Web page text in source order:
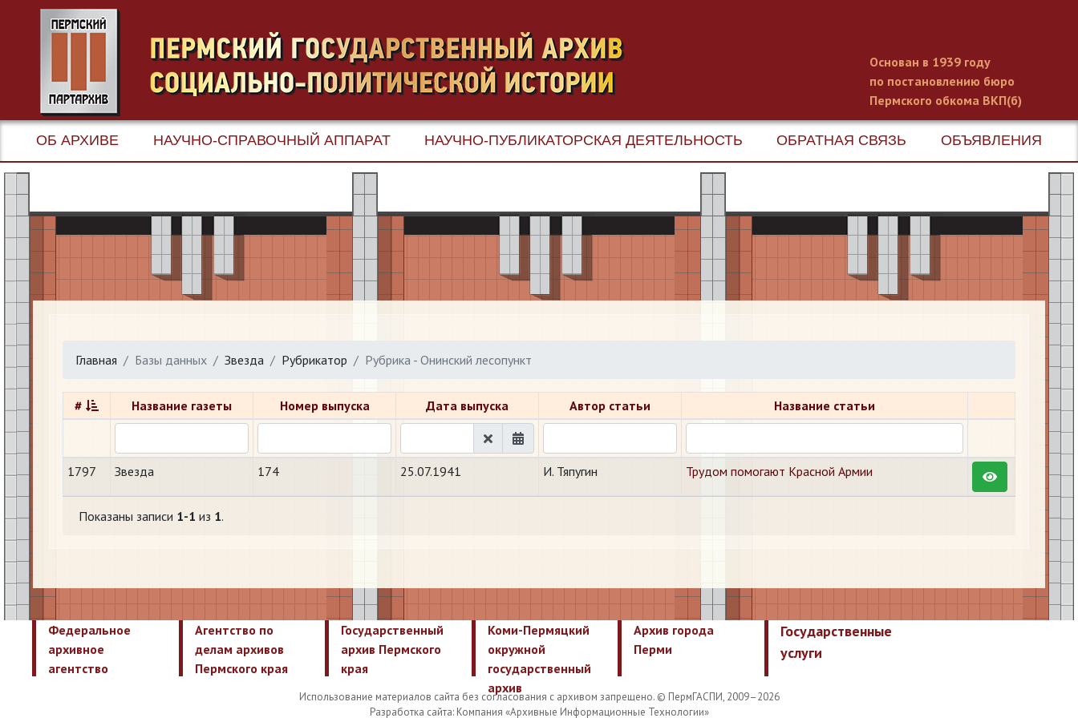
Основан в 1939 году
по постановлению бюро
Пермского обкома ВКП(б)
ОБ АРХИВЕ НАУЧНО-СПРАВОЧНЫЙ АППАРАТ НАУЧНО-ПУБЛИКАТОРСКАЯ ДЕЯТЕЛЬНОСТЬ ОБРАТНАЯ СВЯЗЬ ОБЪЯВЛЕНИЯ
Главная Базы данных Звезда Рубрикатор Рубрика - Онинский лесопункт
# Название газеты Номер выпуска Дата выпуска Автор статьи Название статьи
1797 Звезда 174 25.07.1941 И. Тяпугин Трудом помогают Красной Армии
Показаны записи 1-1 из 1.
Федеральное
архивное
агентство
Агентство по
делам архивов
Пермского края
Государственный
архив Пермского
края
Коми-Пермяцкий
окружной
государственный
архив
Архив города
Перми
Государственные
услуги
Использование материалов сайта без согласования с архивом запрещено. © ПермГАСПИ, 2009–2026
Разработка сайта: Компания «Архивные Информационные Технологии»